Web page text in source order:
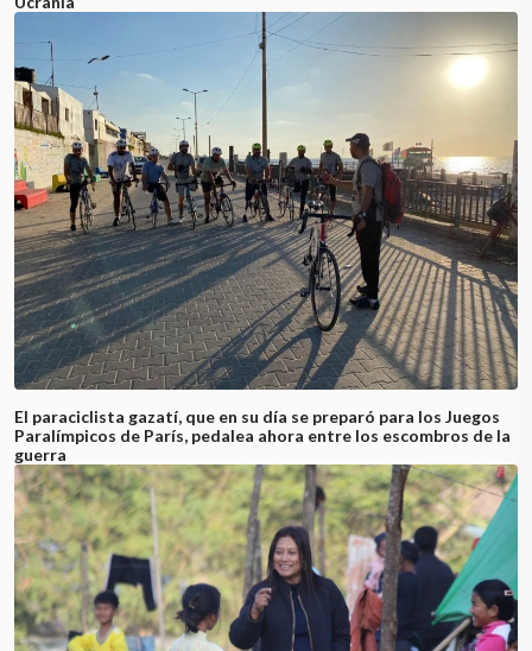
El paraciclista gazatí, que en su día se preparó para los Juegos
Paralímpicos de París, pedalea ahora entre los escombros de la
guerra